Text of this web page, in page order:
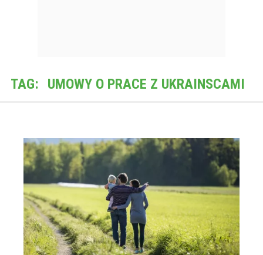
TAG: UMOWY O PRACE Z UKRAINSCAMI